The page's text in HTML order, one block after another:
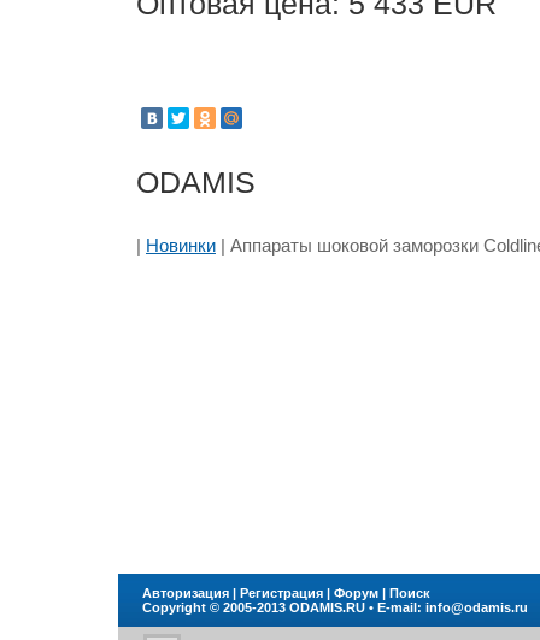
ODAMIS
| Новинки | Аппараты шоковой заморозки
Авторизация | Регистрация | Форум | Поиск
Copyright © 2005-2013 ODAMIS.RU • E-mail: info@odamis.ru